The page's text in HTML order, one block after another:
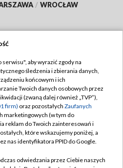
/ WROCŁAW
TVP
TVP
prywatności
zgody
Pomoc
aby wyrazić zgody na
śledzenia i zbierania danych,
końcowym i ich
Twoich danych osobowych przez
(zwaną dalej również „TVP”),
firm) oraz pozostałych Zaufanych
marketingowych (w tym do
reklam do Twoich zainteresowań i
które wskazujemy poniżej, a
nas identyfikatora PPID do Google.
odwiedzania przez Ciebie naszych